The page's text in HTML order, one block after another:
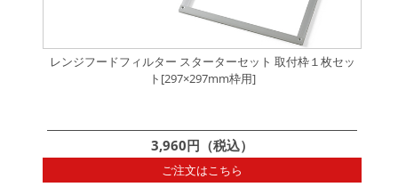
レンジフードフィルター スターターセット 取付枠１枚セッ
ト[297×297mm枠用]
3,960円（税込）
ご注文はこちら